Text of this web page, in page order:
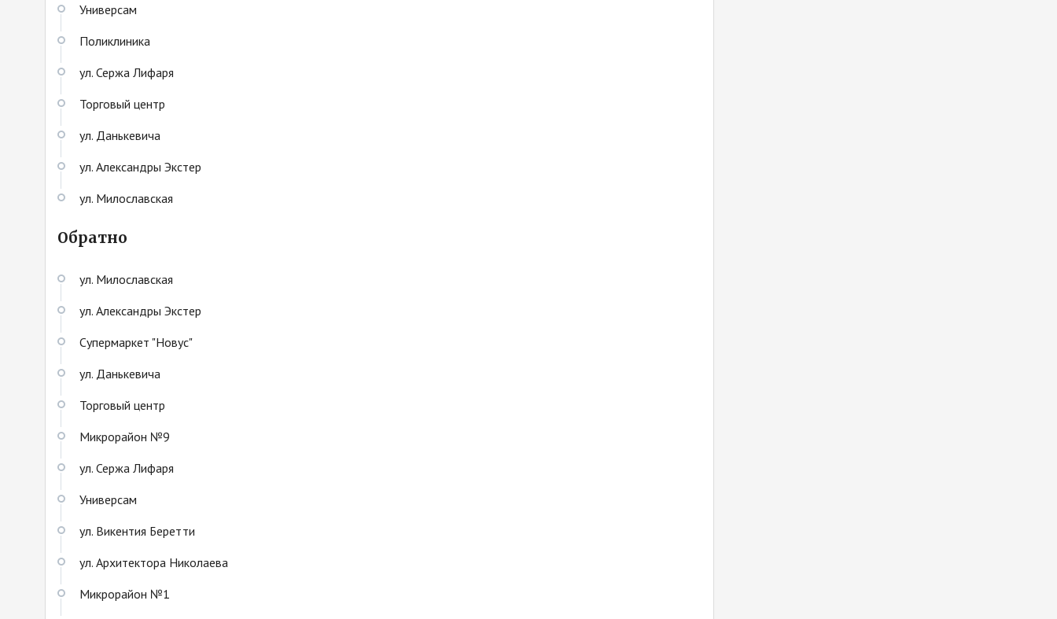
Универсам
Поликлиника
ул. Сержа Лифаря
Торговый центр
ул. Данькевича
ул. Александры Экстер
ул. Милославская
Обратно
ул. Милославская
ул. Александры Экстер
Cупермаркет "Новус"
ул. Данькевича
Торговый центр
Микрорайон №9
ул. Сержа Лифаря
Универсам
ул. Викентия Беретти
ул. Архитектора Николаева
Микрорайон №1